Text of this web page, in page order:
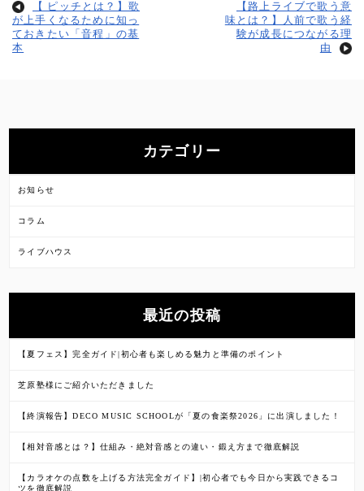
【 ピッチとは？】歌
が上手くなるために知っ
ておきたい「音程」の基
本
【路上ライブで歌う意
味とは？】人前で歌う経
験が成長につながる理
由
カテゴリー
お知らせ
コラム
ライブハウス
最近の投稿
【夏フェス】完全ガイド|初心者も楽しめる魅力と準備のポイント
芝原塾様にご紹介いただきました
【終演報告】DECO MUSIC SCHOOLが「夏の食楽祭2026」に出演しました！
【相対音感とは？】仕組み・絶対音感との違い・鍛え方まで徹底解説
【カラオケの点数を上げる方法完全ガイド】|初心者でも今日から実践できるコ
ツを徹底解説